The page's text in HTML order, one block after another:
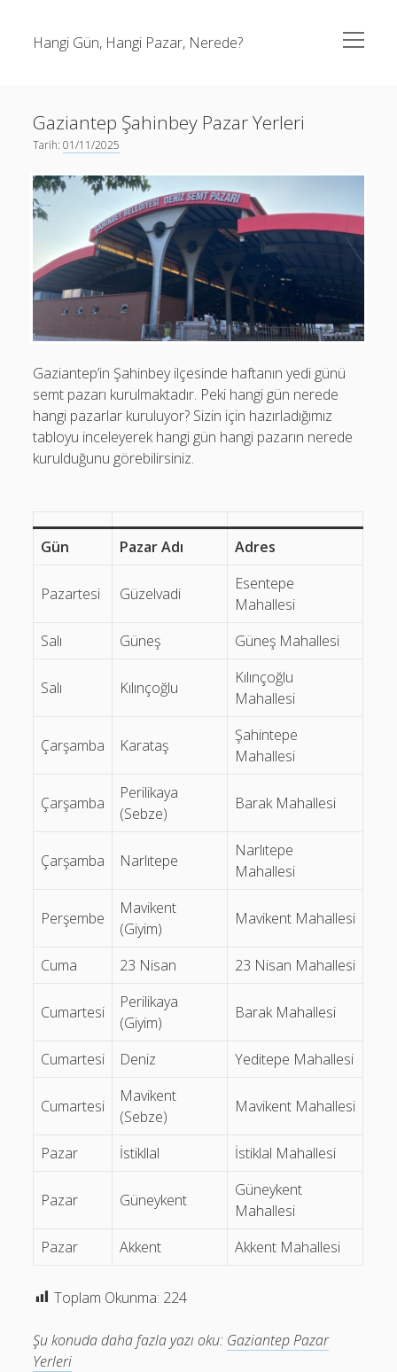
Hangi Gün, Hangi Pazar, Nerede?
menüyü
aç
Pazar Yeri Arama
Adana Pazar Yerleri(2)
Adıyaman Pazar Yerleri(1)
Ankara Pazar Yerleri
Antalya Pazar Yerleri(1)
Antika Pazarları(2)
Bursa Pazar Yerleri(1)
Eskişehir Pazar Yerleri(1)
İzmir Pazar Yerleri(2)
Son Eklenen
Gaziantep Şahinbey Pazar Yerleri
İzmir Bornova Pazar Yerleri
Adana Seyhan Pazar Yerleri
Eskişehir Odunpazarı Pazar Yerleri
Ankara Etimesgut Pazar Yerleri
İzmir Bayraklı Pazar Yerleri
Ankara Mamak Pazar Yerleri
Ankara Altındağ Pazar Yerleri
İstanbul Esenyurt Pazar Yerleri
Ankara Çankaya Pazar Yerleri
Gaziantep Şahinbey Pazar Yerleri
Tarih:01/11/2025
Gaziantep’in Şahinbey ilçesinde haftanın yedi günü
semt pazarı kurulmaktadır. Peki hangi gün nerede
hangi pazarlar kuruluyor? Sizin için hazırladığımız
tabloyu inceleyerek hangi gün hangi pazarın nerede
kurulduğunu görebilirsiniz.
Gün Pazar Adı Adres
Pazartesi Güzelvadi
Esentepe
Mahallesi
Salı
Güneş Güneş Mahallesi
Salı Kılınçoğlu
Kılınçoğlu
Mahallesi
Çarşamba Karataş
Şahintepe
Mahallesi
Çarşamba
Perilikaya
(Sebze)
Barak Mahallesi
Çarşamba Narlıtepe
Narlıtepe
Mahallesi
Perşembe
Mavikent
(Giyim)
Mavikent Mahallesi
Cuma 23 Nisan 23 Nisan Mahallesi
Cumartesi
Perilikaya
(Giyim)
Barak Mahallesi
Cumartesi Deniz Yeditepe Mahallesi
Cumartesi
Mavikent
(Sebze)
Mavikent Mahallesi
Pazar İstikllal İstiklal Mahallesi
Pazar Güneykent
Güneykent
Mahallesi
Pazar
Akkent Akkent Mahallesi
Toplam Okunma: 224
Şu konuda daha fazla yazı oku: Gaziantep Pazar
Yerleri